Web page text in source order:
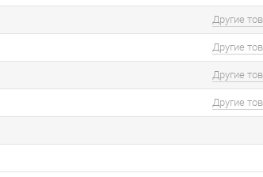
Другие
Другие
Другие
Другие